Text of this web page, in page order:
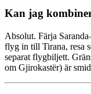
Kan jag
Absolut. Färja
flyg in till Tirana, resa
separat flygbiljett.
om Gjirokastër) är